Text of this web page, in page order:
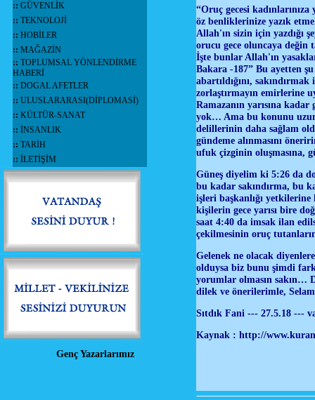
:: GÜVENLİK
:: TEKNOLOJİ
:: HOBİLER
:: MAĞAZİN
:: TOPLUMSAL YÖNLENDİRME
HABERİ
:: DOGAL AFETLER
:: ULUSLARARASI(DİPLOMASİ)
:: KÜLTÜR-SANAT
:: İNSANLIK
:: TARİH
:: İLETİŞİM
Genç Yazarlarımız
“Oruç gecesi
öz benliklerinize yazık
Allah'ın sizin için yazdığı
orucu gece oluncaya değin
İşte bunlar Allah'ın
Bakara -187” Bu ayetten
abartıldığını,
zorlaştırmayın emirlerine
Ramazanın yarısına
yok… Ama bu konunu
delillerinin daha sağlam
gündeme alınmasını
ufuk çizginin oluşmasına,
Güneş diyelim ki 5:26 da
bu kadar sakındırma, bu
işleri başkanlığı
kişilerin gece yarısı bire
saat 4:40 da imsak ilan
çekilmesinin oruç
Gelenek ne olacak
olduysa biz bunu şimdi fark
yorumlar olmasın sakın…
dilek ve önerilerimle,
Sıtdık Fani --- 27.5.18 ---
Kaynak : http://